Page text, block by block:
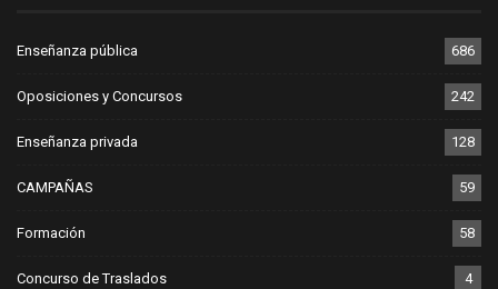
Enseñanza pública 686
Oposiciones y Concursos 242
Enseñanza privada 128
CAMPAÑAS 59
Formación 58
Concurso de Traslados 4